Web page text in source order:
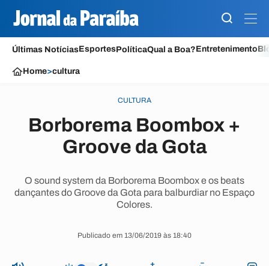
Últimas NotíciasEsportesPolíticaQual a Boa?Entretenimento
Home>cultura
CULTURA
Borborema Boombox +
Groove da Gota
O sound system da Borborema Boombox e os beats
dançantes do Groove da Gota para balburdiar no Espaço
Colores.
Publicado em 13/06/2019 às 18:40